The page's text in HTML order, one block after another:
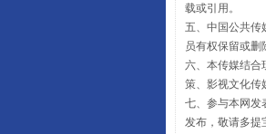
全民
载或引用。
五、中国公共传
员有权保留或删
六、本传媒结合
策、影视文化传
七、参与本网发
发布，敬请多提